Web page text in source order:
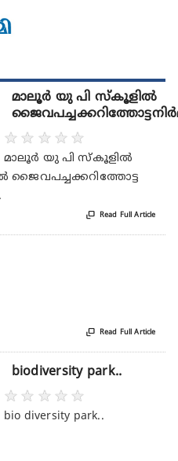
മാലൂര്‍ യു പി സ്കൂളില്‍
★ ★ ★ ★ ★
മാലൂര്‍ യു പി സ്കൂളില്‍
ജൈവപച്ചക്കറിത്തോട്ട
 Read Full Article
 Read Full Article
biodiversity park..
★ ★ ★ ★ ★
bio diversity park..